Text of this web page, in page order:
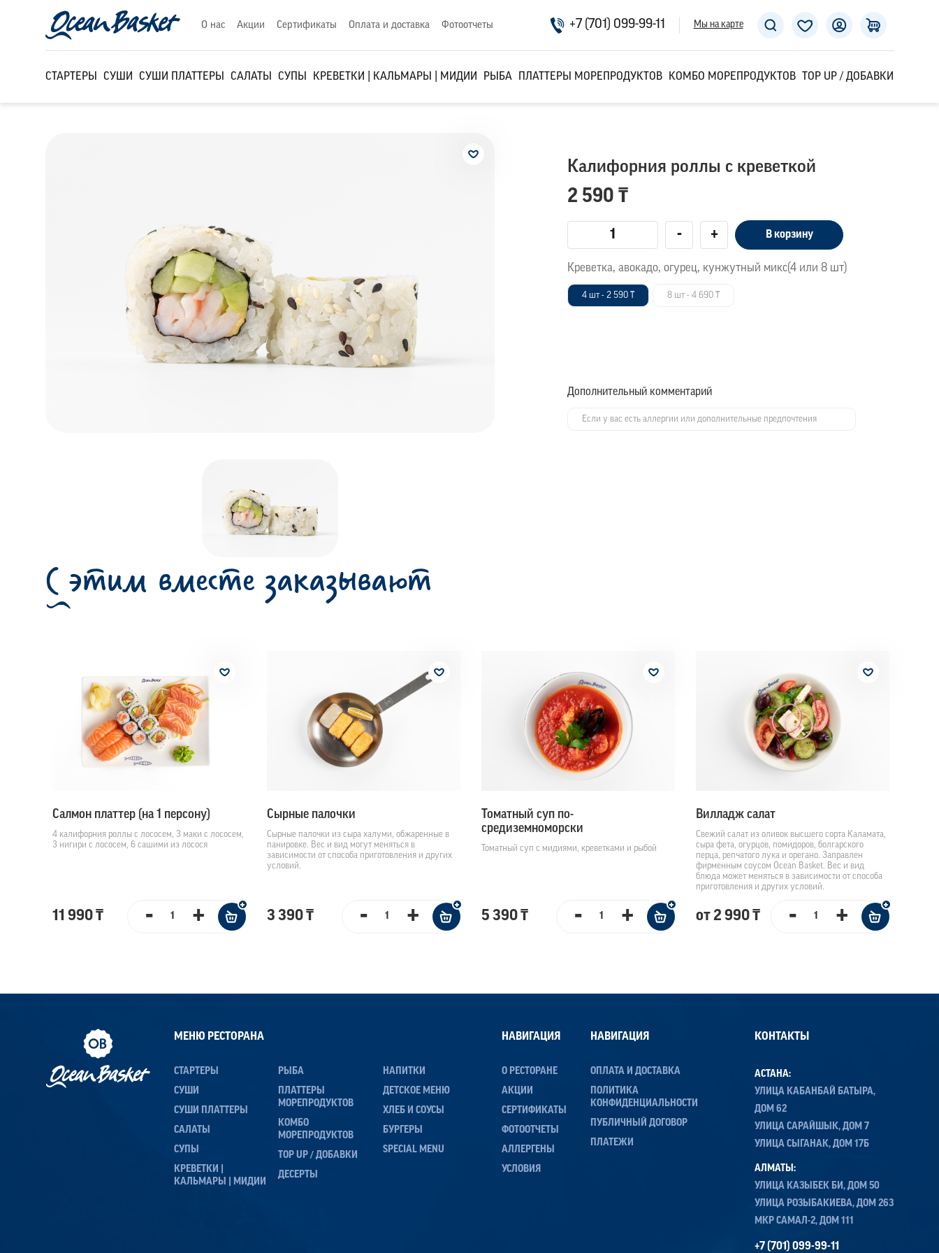
О нас Акции Сертификаты Оплата и доставка Фотоотчеты +7 (701) 099-99-11 Мы на карте
СТАРТЕРЫ СУШИ СУШИ ПЛАТТЕРЫ САЛАТЫ СУПЫ КРЕВЕТКИ | КАЛЬМАРЫ | МИДИИ РЫБА ПЛАТТЕРЫ МОРЕПРОДУКТОВ КОМБО МОРЕПРОДУКТОВ TOP UP / ДОБАВКИ
Калифорния роллы с креветкой
2 590 ₸
- + В корзину
Креветка, авокадо, огурец, кунжутный микс(4 или 8 шт)
4 шт - 2 590 ₸ 8 шт - 4 690 ₸
Дополнительный комментарий
С этим вместе заказывают
Салмон платтер (на 1 персону)
4 калифорния роллы с лососем, 3 маки с лососем,
3 нигири с лососем, 6 сашими из лосося
11 990 ₸ - +
Сыpные палочки
Сырные палочки из сыра халуми, обжаренные в
панировке. Вес и вид могут меняться в
зависимости от способа приготовления и других
условий.
3 390 ₸ - +
Томатный суп по-
средиземноморски
Томатный суп с мидиями, креветками и рыбой
5 390 ₸ - +
Вилладж салат
Свежий салат из оливок высшего сорта Каламата,
сыра фета, огурцов, помидоров, болгарского
перца, репчатого лука и орегано. Заправлен
фирменным соусом Ocean Basket. Вес и вид
блюда может меняться в зависимости от способа
приготовления и других условий.
от 2 990 ₸ - +
МЕНЮ РЕСТОРАНА
СТАРТЕРЫ
СУШИ
СУШИ ПЛАТТЕРЫ
САЛАТЫ
СУПЫ
КРЕВЕТКИ |
КАЛЬМАРЫ | МИДИИ
РЫБА
ПЛАТТЕРЫ
МОРЕПРОДУКТОВ
КОМБО
МОРЕПРОДУКТОВ
TOP UP / ДОБАВКИ
ДЕСЕРТЫ
НАПИТКИ
ДЕТСКОЕ МЕНЮ
ХЛЕБ И СОУСЫ
БУРГЕРЫ
SPECIAL MENU
НАВИГАЦИЯ
О РЕСТОРАНЕ
АКЦИИ
СЕРТИФИКАТЫ
ФОТООТЧЕТЫ
АЛЛЕРГЕНЫ
УСЛОВИЯ
НАВИГАЦИЯ
ОПЛАТА И ДОСТАВКА
ПОЛИТИКА
КОНФИДЕНЦИАЛЬНОСТИ
ПУБЛИЧНЫЙ ДОГОВОР
ПЛАТЕЖИ
КОНТАКТЫ
АСТАНА:
УЛИЦА КАБАНБАЙ БАТЫРА,
ДОМ 62
УЛИЦА САРАЙШЫК, ДОМ 7
УЛИЦА СЫГАНАК, ДОМ 17Б
АЛМАТЫ:
УЛИЦА КАЗЫБЕК БИ, ДОМ 50
УЛИЦА РОЗЫБАКИЕВА, ДОМ 263
МКР САМАЛ-2, ДОМ 111
+7 (701) 099-99-11